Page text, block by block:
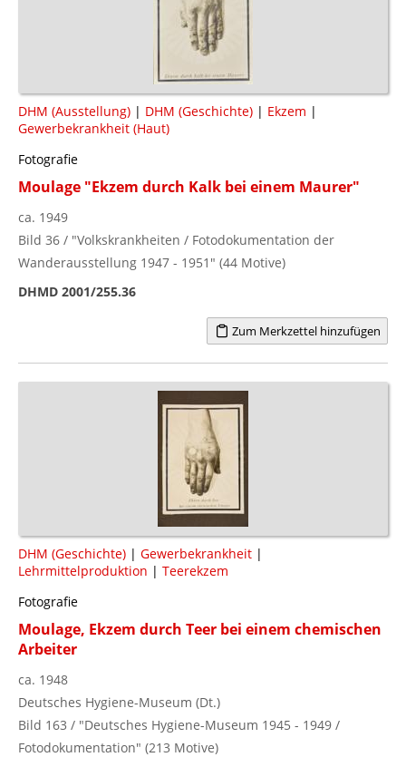
DHM (Ausstellung) | DHM (Geschichte) | Ekzem |
Gewerbekrankheit (Haut)
Fotografie
Moulage "Ekzem durch Kalk bei einem Maurer"
ca. 1949
Bild 36 / "Volkskrankheiten / Fotodokumentation der
Wanderausstellung 1947 - 1951" (44 Motive)
DHMD 2001/255.36
Zum Merkzettel hinzufügen
DHM (Geschichte) | Gewerbekrankheit |
Lehrmittelproduktion | Teerekzem
Fotografie
Moulage, Ekzem durch Teer bei einem chemischen
Arbeiter
ca. 1948
Deutsches Hygiene-Museum (Dt.)
Bild 163 / "Deutsches Hygiene-Museum 1945 - 1949 /
Fotodokumentation" (213 Motive)